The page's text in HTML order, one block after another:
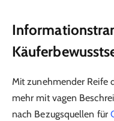
Mit zunehmender Reife
mehr mit vagen
nach Bezugsquellen für